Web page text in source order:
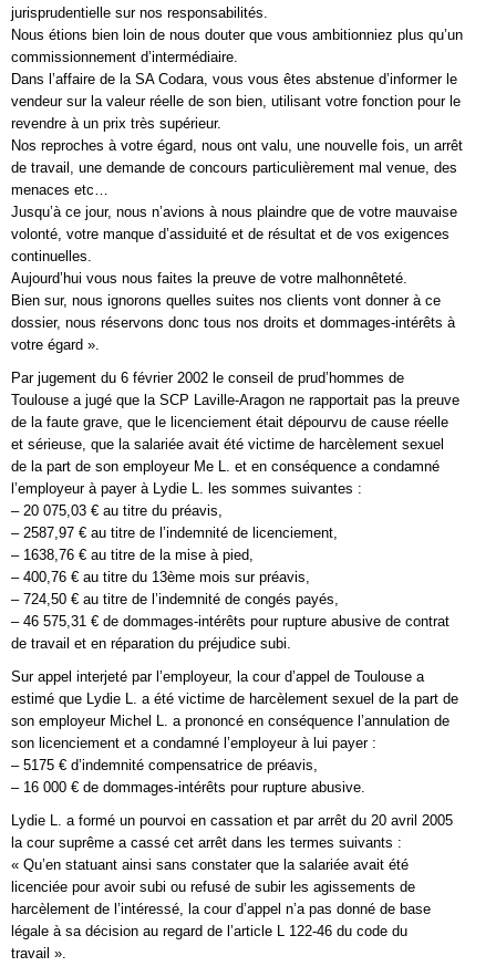
jurisprudentielle sur nos responsabilités.
Nous étions bien loin de nous douter que vous ambitionniez plus qu’un
commissionnement d’intermédiaire.
Dans l’affaire de la SA Codara, vous vous êtes abstenue d’informer le
vendeur sur la valeur réelle de son bien, utilisant votre fonction pour le
revendre à un prix très supérieur.
Nos reproches à votre égard, nous ont valu, une nouvelle fois, un arrêt
de travail, une demande de concours particulièrement mal venue, des
menaces etc…
Jusqu’à ce jour, nous n’avions à nous plaindre que de votre mauvaise
volonté, votre manque d’assiduité et de résultat et de vos exigences
continuelles.
Aujourd’hui vous nous faites la preuve de votre malhonnêteté.
Bien sur, nous ignorons quelles suites nos clients vont donner à ce
dossier, nous réservons donc tous nos droits et dommages-intérêts à
votre égard ».
Par jugement du 6 février 2002 le conseil de prud’hommes de
Toulouse a jugé que la SCP Laville-Aragon ne rapportait pas la preuve
de la faute grave, que le licenciement était dépourvu de cause réelle
et sérieuse, que la salariée avait été victime de harcèlement sexuel
de la part de son employeur Me L. et en conséquence a condamné
l’employeur à payer à Lydie L. les sommes suivantes :
– 20 075,03 € au titre du préavis,
– 2587,97 € au titre de l’indemnité de licenciement,
– 1638,76 € au titre de la mise à pied,
– 400,76 € au titre du 13ème mois sur préavis,
– 724,50 € au titre de l’indemnité de congés payés,
– 46 575,31 € de dommages-intérêts pour rupture abusive de contrat
de travail et en réparation du préjudice subi.
Sur appel interjeté par l’employeur, la cour d’appel de Toulouse a
estimé que Lydie L. a été victime de harcèlement sexuel de la part de
son employeur Michel L. a prononcé en conséquence l’annulation de
son licenciement et a condamné l’employeur à lui payer :
– 5175 € d’indemnité compensatrice de préavis,
– 16 000 € de dommages-intérêts pour rupture abusive.
Lydie L. a formé un pourvoi en cassation et par arrêt du 20 avril 2005
la cour suprême a cassé cet arrêt dans les termes suivants :
« Qu’en statuant ainsi sans constater que la salariée avait été
licenciée pour avoir subi ou refusé de subir les agissements de
harcèlement de l’intéressé, la cour d’appel n’a pas donné de base
légale à sa décision au regard de l’article L 122-46 du code du
travail ».